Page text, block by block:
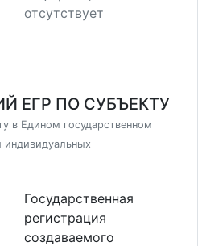
отсутствует
ЕГР ПО СУБЪЕКТУ
в Едином государственном
индивидуальных
Государственная
регистрация
создаваемого